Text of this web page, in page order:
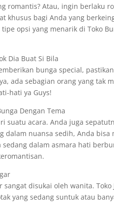
romantis? Atau, ingin berlaku
khusus bagi Anda yang
opsi yang menarik di Toko
Dia Buat Si Bila
bunga special,
ada sebagian orang yang
hati ya Guys!
Dengan Tema
suatu acara. Anda juga
dalam nuansa sedih, Anda
sedang dalam asmara hati
sangat disukai oleh wanita.
yang sedang suntuk atau